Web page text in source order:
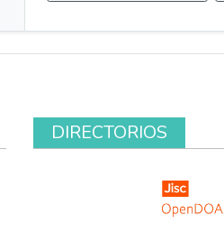
DIRECTORIOS